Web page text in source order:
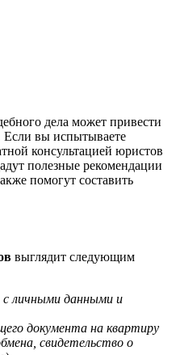
дела может привести
Если вы испытываете
консультацией юристов
полезные рекомендации
помогут составить
выглядит следующим
личными данными и
документа на квартиру
свидетельство о